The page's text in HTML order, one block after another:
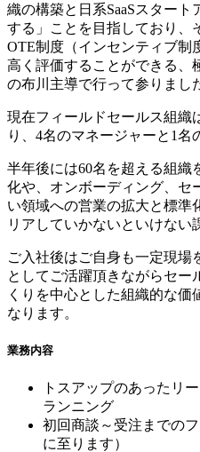
織の構築と日系SaaSスター
する」ことを目指しており、
OTE制度（インセンティブ制
高く評価することができる、
の布川主導で行って参りまし
現在フィールドセールス組織
り、4名のマネージャーと1名
半年後には60名を超える組織
化や、オンボーディング、セ
い領域への営業の拡大と標準
リアしていかないといけない
ご入社後はご自身も一定現場
としてご活躍頂きながらセー
くりを中心とした組織的な価
なります。
業務内容
トスアップのあったリ
ランニング
初回商談～受注までの
に至ります）